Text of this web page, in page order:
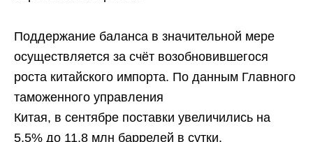
Поддержание баланса в значительной мере
осуществляется за счёт возобновившегося
роста китайского импорта. По данным Главного
таможенного управления
Китая, в сентябре поставки увеличились на
5,5% до 11,8 млн баррелей в сутки.